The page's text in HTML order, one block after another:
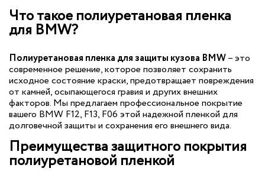
Что такое полиуретановая пленка
для BMW?
Полиуретановая пленка для защиты кузова BMW– это
современное решение, которое позволяет сохранить
исходное состояние краски, предотвращает повреждения
от камней, осыпающегося гравия и других внешних
факторов. Мы предлагаем профессиональное покрытие
вашего BMW F12, F13, F06 этой надежной пленкой для
долговечной защиты и сохранения его внешнего вида.
Преимущества защитного покрытия
полиуретановой пленкой